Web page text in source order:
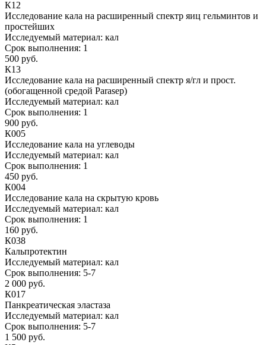
К12
Исследование кала на расширенный спектр яиц гельминтов и
простейших
Исследуемый материал: кал
Срок выполнения: 1
500 руб.
К13
Исследование кала на расширенный спектр я/гл и прост.
(обогащенной средой Parasep)
Исследуемый материал: кал
Срок выполнения: 1
900 руб.
К005
Исследование кала на углеводы
Исследуемый материал: кал
Срок выполнения: 1
450 руб.
К004
Исследование кала на скрытую кровь
Исследуемый материал: кал
Срок выполнения: 1
160 руб.
К038
Кальпротектин
Исследуемый материал: кал
Срок выполнения: 5-7
2 000 руб.
К017
Панкреатическая эластаза
Исследуемый материал: кал
Срок выполнения: 5-7
1 500 руб.